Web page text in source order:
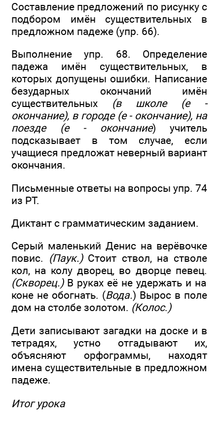
Составление предложений по рисунку с
подбором имён существительных в
предложном падеже (упр. 66).
Выполнение упр. 68. Определение
падежа имён существительных, в
которых допущены ошибки. Написание
безударных окончаний имён
существительных (в школе (е -
окончание), в городе (е - окончание), на
поезде (е - окончание) учитель
подсказывает в том случае, если
учащиеся предложат неверный вариант
окончания.
Письменные ответы на вопросы упр. 74
из РТ.
Диктант с грамматическим заданием.
Серый маленький Денис на верёвочке
повис. (Паук.)Стоит ствол, на стволе
кол, на колу дворец, во дворце певец.
(Скворец.) В руках её не удержать и на
коне не обогнать. (Вода.) Вырос в поле
дом на столбе золотом. (Колос. )
Дети записывают загадки на доске и в
тетрадях, устно отгадывают их,
объясняют орфограммы, находят
имена существительные в предложном
падеже.
Итог урока